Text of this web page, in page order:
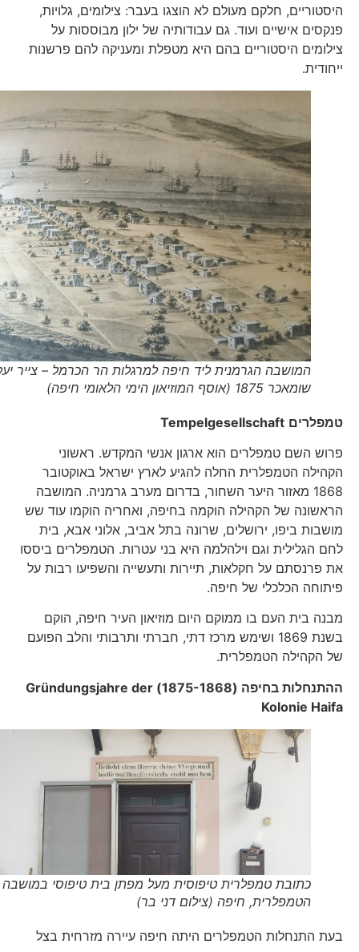
היסטוריים, חלקם מעולם לא הוצגו בעבר: צילומים, גלויות,
פנקסים אישיים ועוד. גם עבודותיה של ילון מבוססות על
צילומים היסטוריים בהם היא מטפלת ומעניקה להם פרשנות
ייחודית.
המושבה הגרמנית ליד חיפה למרגלות הר הכרמל​ – צייר יעקב
שומאכר​ 1875 (אוסף המוזיאון הימי הלאומי חיפה)
טמפלרים Tempelgesellschaft
פרוש השם טמפלרים הוא ארגון אנשי המקדש. ראשוני
הקהילה הטמפלרית החלה להגיע לארץ ישראל באוקטובר
1868 מאזור היער השחור, בדרום מערב גרמניה. המושבה
הראשונה של הקהילה הוקמה בחיפה, ואחריה הוקמו עוד שש
מושבות ביפו, ירושלים, שרונה בתל אביב, אלוני אבא, בית
לחם הגלילית וגם וילהלמה היא בני עטרות. הטמפלרים ביססו
את פרנסתם על חקלאות, תיירות ותעשייה והשפיעו רבות על
פיתוחה הכלכלי של חיפה.
מבנה בית העם בו ממוקם היום מוזיאון העיר חיפה, הוקם
בשנת 1869 ושימש מרכז דתי, חברתי ותרבותי והלב הפועם
של הקהילה הטמפלרית.
ההתנחלות בחיפה (1875-1868)
Gründungsjahre der
Kolonie Haifa
כתובת טמפלרית טיפוסית מעל מפתן בית טיפוסי במושבה
הטמפלרית, חיפה (צילום דני בר)
בעת התנחלות הטמפלרים היתה חיפה עיירה מזרחית בצל